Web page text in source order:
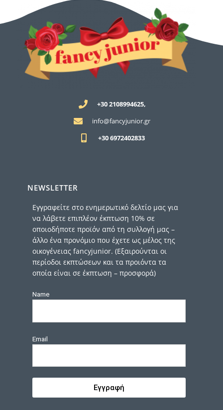
+30 2108994625,
info@fancyjunior.gr
+30 6972402833
NEWSLETTER
Εγγραφείτε στο ενημερωτικό δελτίο μας για
να λάβετε επιπλέον έκπτωση 10% σε
οποιοδήποτε προϊόν από τη συλλογή μας –
άλλο ένα προνόμιο που έχετε ως μέλος της
οικογένειας fancyjunior. (Εξαιρούνται οι
περίοδοι εκπτώσεων και τα προιόντα τα
οποία είναι σε έκπτωση – προσφορά)
Name
Email
Εγγραφή